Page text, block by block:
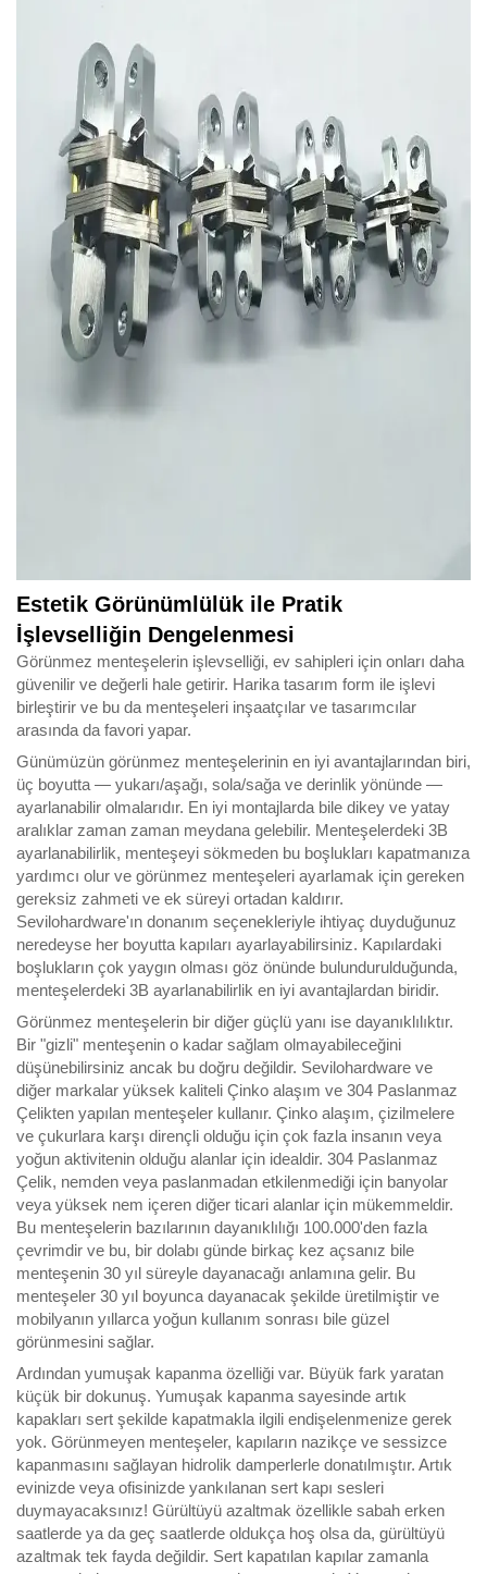
Estetik Görünümlülük ile Pratik
İşlevselliğin Dengelenmesi
Görünmez menteşelerin işlevselliği, ev sahipleri için onları daha
güvenilir ve değerli hale getirir. Harika tasarım form ile işlevi
birleştirir ve bu da menteşeleri inşaatçılar ve tasarımcılar
arasında da favori yapar.
Günümüzün görünmez menteşelerinin en iyi avantajlarından biri,
üç boyutta — yukarı/aşağı, sola/sağa ve derinlik yönünde —
ayarlanabilir olmalarıdır. En iyi montajlarda bile dikey ve yatay
aralıklar zaman zaman meydana gelebilir. Menteşelerdeki 3B
ayarlanabilirlik, menteşeyi sökmeden bu boşlukları kapatmanıza
yardımcı olur ve görünmez menteşeleri ayarlamak için gereken
gereksiz zahmeti ve ek süreyi ortadan kaldırır.
Sevilohardware'ın donanım seçenekleriyle ihtiyaç duyduğunuz
neredeyse her boyutta kapıları ayarlayabilirsiniz. Kapılardaki
boşlukların çok yaygın olması göz önünde bulundurulduğunda,
menteşelerdeki 3B ayarlanabilirlik en iyi avantajlardan biridir.
Görünmez menteşelerin bir diğer güçlü yanı ise dayanıklılıktır.
Bir "gizli" menteşenin o kadar sağlam olmayabileceğini
düşünebilirsiniz ancak bu doğru değildir. Sevilohardware ve
diğer markalar yüksek kaliteli Çinko alaşım ve 304 Paslanmaz
Çelikten yapılan menteşeler kullanır. Çinko alaşım, çizilmelere
ve çukurlara karşı dirençli olduğu için çok fazla insanın veya
yoğun aktivitenin olduğu alanlar için idealdir. 304 Paslanmaz
Çelik, nemden veya paslanmadan etkilenmediği için banyolar
veya yüksek nem içeren diğer ticari alanlar için mükemmeldir.
Bu menteşelerin bazılarının dayanıklılığı 100.000'den fazla
çevrimdir ve bu, bir dolabı günde birkaç kez açsanız bile
menteşenin 30 yıl süreyle dayanacağı anlamına gelir. Bu
menteşeler 30 yıl boyunca dayanacak şekilde üretilmiştir ve
mobilyanın yıllarca yoğun kullanım sonrası bile güzel
görünmesini sağlar.
Ardından yumuşak kapanma özelliği var. Büyük fark yaratan
küçük bir dokunuş. Yumuşak kapanma sayesinde artık
kapakları sert şekilde kapatmakla ilgili endişelenmenize gerek
yok. Görünmeyen menteşeler, kapıların nazikçe ve sessizce
kapanmasını sağlayan hidrolik damperlerle donatılmıştır. Artık
evinizde veya ofisinizde yankılanan sert kapı sesleri
duymayacaksınız! Gürültüyü azaltmak özellikle sabah erken
saatlerde ya da geç saatlerde oldukça hoş olsa da, gürültüyü
azaltmak tek fayda değildir. Sert kapatılan kapılar zamanla